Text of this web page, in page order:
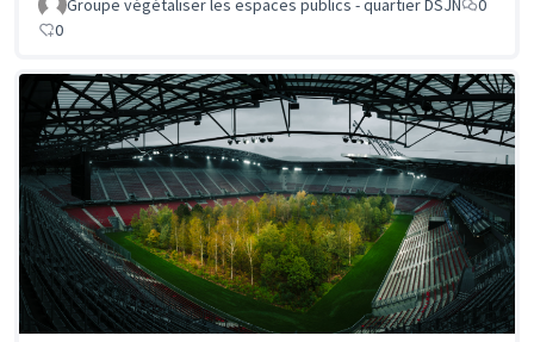
Groupe végétaliser les espaces publics - quartier DSJN
0
0